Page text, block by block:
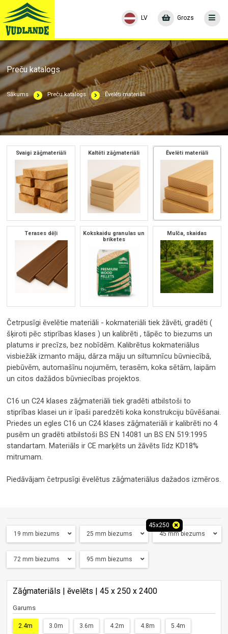
Grozs
LV
Preču katalogs
Sākums Preču katalogs Ēvelēti materiāli
Svaigi zāģmateriāli Kaltēti zāģmateriāli Ēvelēti materiāli
Terases dēļi
Kokskaidu granulas un
briketes
Mulča, skaidas
Četrpusīgi ēvelētie materiāli - kokmateriāli tiek žāvēti, gradēti (
šķiroti pēc stiprības klases ) un kalibrēti , tāpēc to biezums un
platums ir precīzs, bez nobīdēm. Kalibrētus kokmateriālus
visbiežāk izmanto māju, dārza māju un siltumnīcu būvniecībā,
piebūvēm, automašīnu nojumēm, terasēm, koka sētām, laipām
un citos dažādos būvniecības projektos.
C16 un C24 klases zāģmateriāli tiek gradēti atbilstoši to
stiprības klasei un ir īpaši paredzēti koka konstrukciju būvēšanai.
Priedes un egles C16 un C24 klases zāģmateriāli ir kalibrēti no 4
pusēm un gradēti atbilstoši BS EN 14081 un BS EN 519:1995
standartam. Materiāls ir CE marķēts un žāvēts līdz KD18%
mitrumam.
Piedāvājam četrpusīgi ēvelētus zāģmateriālus dažados izmēros.
19 mm biezums 25 mm biezums 45 mm biezums
45x250
72 mm biezums 95 mm biezums
Zāģmateriāls | ēvelēts | 45 x 250 x 2400
Garums
2.4m 3.0m 3.6m 4.2m 4.8m 5.4m